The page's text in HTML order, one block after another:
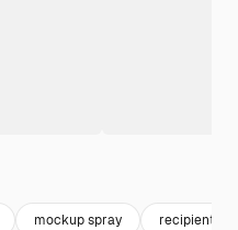
mockup spray recipiente